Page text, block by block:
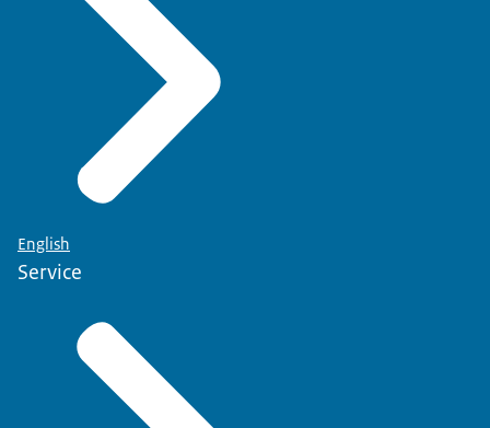
English
Service